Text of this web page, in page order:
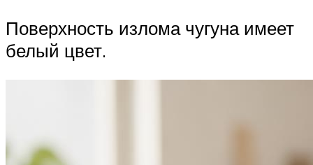
Поверхность излома чугуна имеет
белый цвет.